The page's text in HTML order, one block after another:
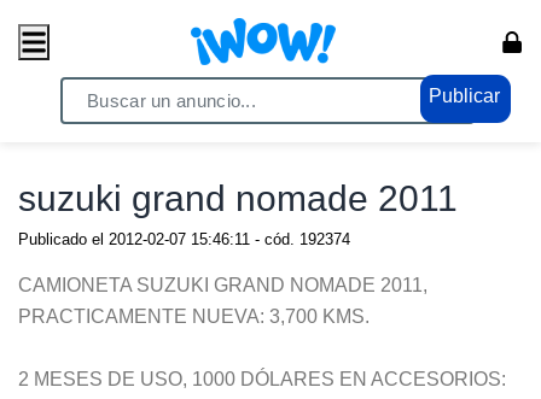
Publicar
/ Vehiculos / Autos
suzuki grand nomade 2011
Publicado el 2012-02-07 15:46:11 - cód. 192374
CAMIONETA SUZUKI GRAND NOMADE 2011,
PRACTICAMENTE NUEVA: 3,700 KMS.
2 MESES DE USO, 1000 DÓLARES EN ACCESORIOS: